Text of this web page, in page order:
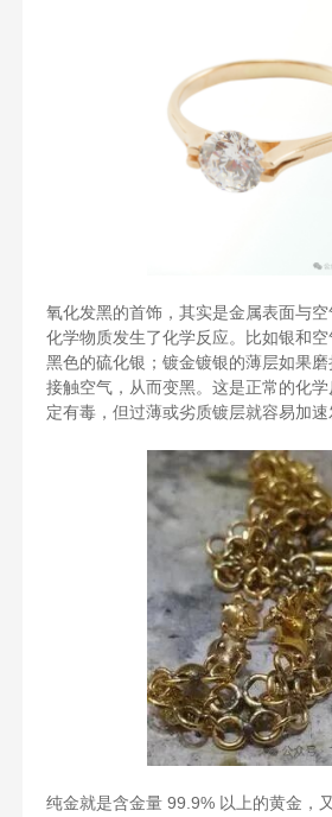
氧化发黑的首饰，其实是金属表面与
化学物质发生了化学反应。比如银和
黑色的硫化银；镀金镀银的薄层如果
接触空气，从而变黑。这是正常的化
定有毒，但过薄或劣质镀层就容易加速
纯金就是含金量 99.9% 以上的黄金，